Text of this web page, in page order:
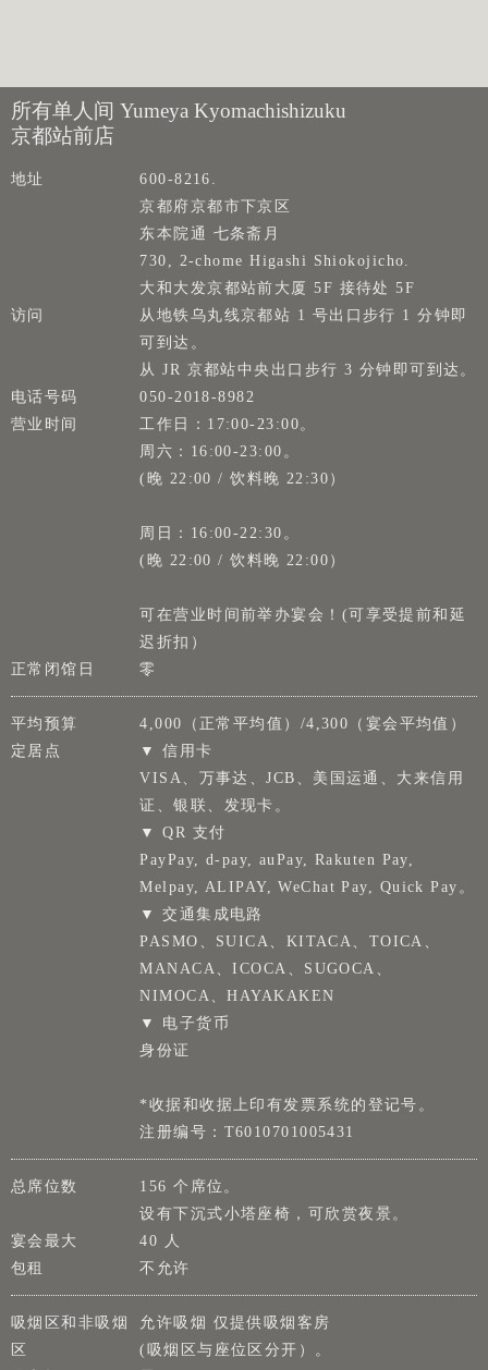
所有单人间 Yumeya Kyomachishizuku
京都站前店
地址
600-8216.
京都府京都市下京区
东本院通 七条斋月
730, 2-chome Higashi Shiokojicho.
大和大发京都站前大厦 5F 接待处 5F
访问
从地铁乌丸线京都站 1 号出口步行 1 分钟即
可到达。
从 JR 京都站中央出口步行 3 分钟即可到达。
电话号码
050-2018-8982
营业时间
工作日：17:00-23:00。
周六：16:00-23:00。
(晚 22:00 / 饮料晚 22:30）
周日：16:00-22:30。
(晚 22:00 / 饮料晚 22:00）
可在营业时间前举办宴会！(可享受提前和延
迟折扣）
正常闭馆日
零
平均预算
4,000（正常平均值）/4,300（宴会平均值）
定居点
▼ 信用卡
VISA、万事达、JCB、美国运通、大来信用
证、银联、发现卡。
▼ QR 支付
PayPay, d-pay, auPay, Rakuten Pay,
Melpay, ALIPAY, WeChat Pay, Quick Pay。
▼ 交通集成电路
PASMO、SUICA、KITACA、TOICA、
MANACA、ICOCA、SUGOCA、
NIMOCA、HAYAKAKEN
▼ 电子货币
身份证
*收据和收据上印有发票系统的登记号。
注册编号：T6010701005431
总席位数
156 个席位。
设有下沉式小塔座椅，可欣赏夜景。
宴会最大
40 人
包租
不允许
吸烟区和非吸烟
区
允许吸烟 仅提供吸烟客房
(吸烟区与座位区分开）。